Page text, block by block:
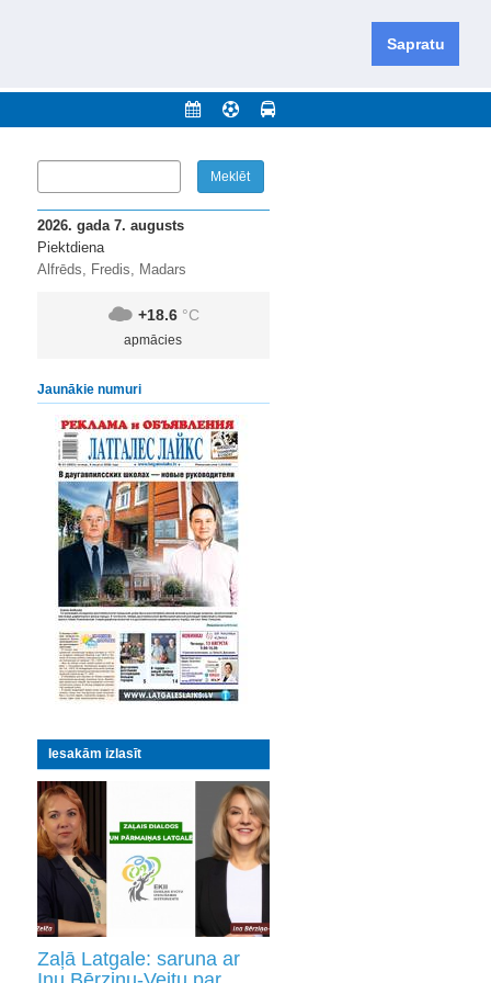
Sapratu
novadu un apkārtējos novadus un pilsētas.
2026. gada 7. augusts
Piektdiena
Alfrēds, Fredis, Madars
+18.6 °C
apmācies
Jaunākie numuri
Iesakām izlasīt
Zaļā Latgale: saruna ar